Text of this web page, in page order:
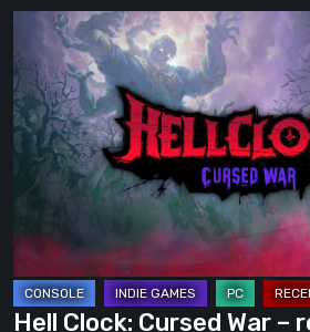
Clock:
Cursed
War
–
recensione:
di
un
DLC
Hell Clock: Cursed War –